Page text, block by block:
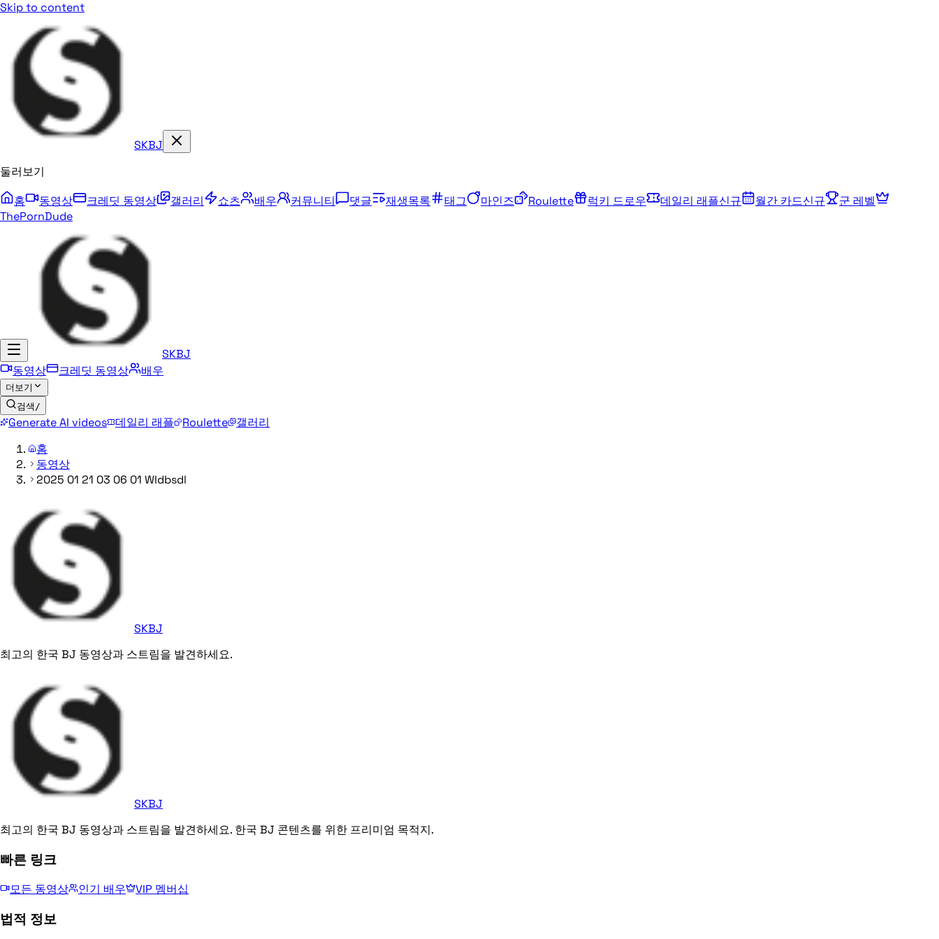
Skip to content
SKBJ
둘러보기
홈
동영상 크레딧 동영상 갤러리 쇼츠 배우 커뮤니티 댓글 재생목록 태그 마인즈 Roulette 럭키 드로우 데일리 래플신규 월간 카드신규
군 레벨
ThePornDude
SKBJ
동영상
크레딧 동영상 배우
더보기
검색 /
Generate AI videos 데일리 래플 Roulette
갤러리
홈
동영상
2025 01 21 03 06 01 Wldbsdl
SKBJ
최고의 한국 BJ 동영상과 스트림을 발견하세요.
SKBJ
최고의 한국 BJ 동영상과 스트림을 발견하세요. 한국 BJ 콘텐츠를 위한 프리미엄 목적지.
빠른 링크
모든 동영상 인기 배우 VIP 멤버십
법적 정보